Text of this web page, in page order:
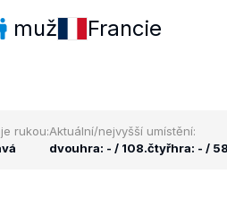
muž Francie
rukou:Aktuální/nejvyšší umístění:
dvouhra: - / 108.čtyřhra: - /